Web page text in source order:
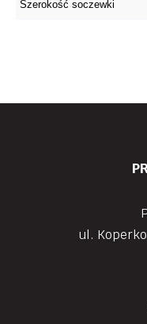
ul.